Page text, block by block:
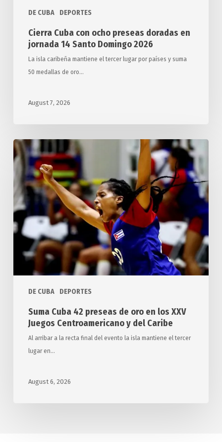
DE CUBA DEPORTES
Cierra Cuba con ocho preseas doradas en
jornada 14 Santo Domingo 2026
La isla caribeña mantiene el tercer lugar por países y suma
50 medallas de oro…
August 7, 2026
DE CUBA DEPORTES
Suma
Cuba
42
preseas
de
oro
en
los
Juegos
Centroamericano
CaribeSuma Cuba 42 preseas de oro en los XXV
Juegos Centroamericano y del Caribe
Al arribar a la recta final del evento la isla mantiene el tercer
lugar en…
August 6, 2026